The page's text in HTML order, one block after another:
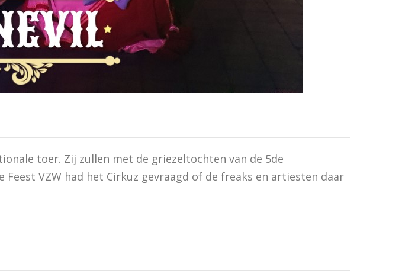
toer. Zij zullen met de griezeltochten van de 5de
VZW had het Cirkuz gevraagd of de freaks en artiesten daar